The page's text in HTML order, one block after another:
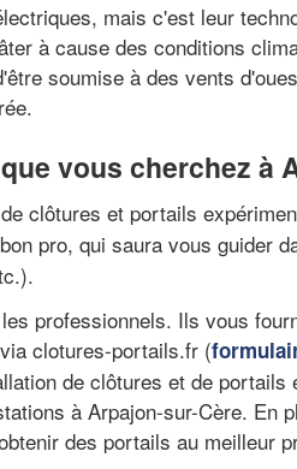
mais c'est leur
à cause des conditions
soumise à des vents
vous cherchez à
clôtures et portails
pro, qui saura vous guider
professionnels. Ils vous
clotures-portails.fr (
de clôtures et de
à Arpajon-sur-Cère. En
des portails au meilleur